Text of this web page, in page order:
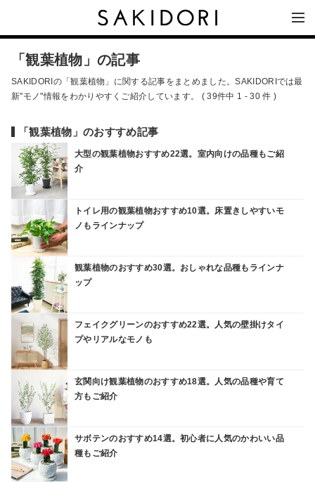
「観葉植物」の記事
SAKIDORIの「観葉植物」に関する記事をまとめました。SAKIDORIでは最
新"モノ"情報をわかりやすくご紹介しています。 ( 39件中 1 - 30 件 )
「観葉植物」のおすすめ記事
大型の観葉植物おすすめ22選。室内向けの品種もご紹
介
トイレ用の観葉植物おすすめ10選。床置きしやすいモ
ノもラインナップ
観葉植物のおすすめ30選。おしゃれな品種もラインナ
ップ
フェイクグリーンのおすすめ22選。人気の壁掛けタイ
プやリアルなモノも
玄関向け観葉植物のおすすめ18選。人気の品種や育て
方もご紹介
サボテンのおすすめ14選。初心者に人気のかわいい品
種もご紹介